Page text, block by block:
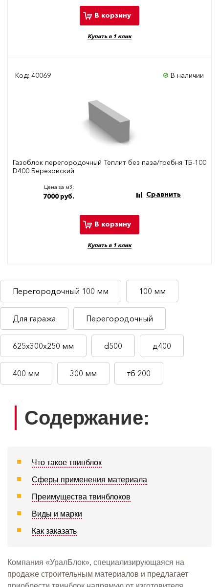
В корзину
Купить в 1 клик
Код: 40069 В наличии
Газоблок перегородочный Теплит без паза/гребня ТБ-100
D400 Березовский
Цена за м3:
7000 руб. Сравнить
В корзину
Купить в 1 клик
Перегородочный 100 мм 100 мм
Для гаража Перегородочный
625х300х250 мм d500 д400
400 мм 300 мм тб 200
Содержание:
Что такое твинблок
Сферы применения материала
Преимущества твинблоков
Виды и марки
Как заказать
Компания «УралБлок», специализирующаяся на
продаже строительным материалов и предлагает